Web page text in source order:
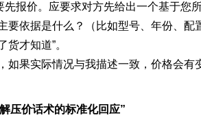
报价。应要求对方先给出一个基于您
要依据是什么？（比如型号、年份、配
货才知道”。
如果实际情况与我描述一致，价格会有
压价话术的标准化回应”